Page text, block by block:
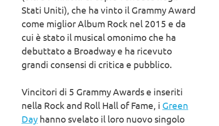
Stati Uniti), che ha vinto il Grammy Award
come miglior Album Rock nel 2015 e da
cui è stato il musical omonimo che ha
debuttato a Broadway e ha ricevuto
grandi consensi di critica e pubblico.
Vincitori di 5 Grammy Awards e inseriti
nella Rock and Roll Hall of Fame, i Green
Day hanno svelato il loro nuovo singolo